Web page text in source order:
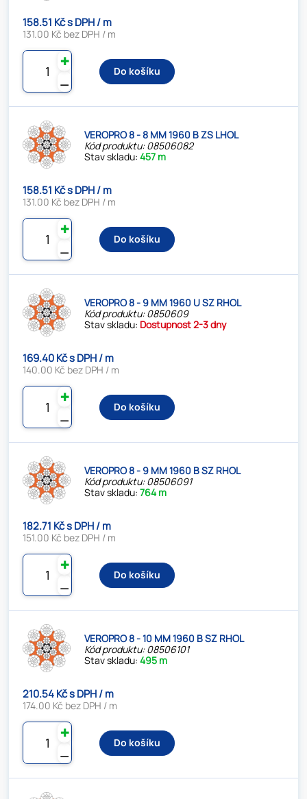
158.51 Kč s DPH / m
131.00 Kč bez DPH / m
⚊
✚
Do košíku
VEROPRO 8 - 8 MM 1960 B ZS LHOL
Kód produktu: 08506082
Stav skladu:457 m
158.51 Kč s DPH / m
131.00 Kč bez DPH / m
⚊
✚
Do košíku
VEROPRO 8 - 9 MM 1960 U SZ RHOL
Kód produktu: 0850609
Stav skladu: Dostupnost 2-3 dny
169.40 Kč s DPH / m
140.00 Kč bez DPH / m
⚊
✚
Do košíku
VEROPRO 8 - 9 MM 1960 B SZ RHOL
Kód produktu: 08506091
Stav skladu:764 m
182.71 Kč s DPH / m
151.00 Kč bez DPH / m
⚊
✚
Do košíku
VEROPRO 8 - 10 MM 1960 B SZ RHOL
Kód produktu: 08506101
Stav skladu:495 m
210.54 Kč s DPH / m
174.00 Kč bez DPH / m
⚊
✚
Do košíku